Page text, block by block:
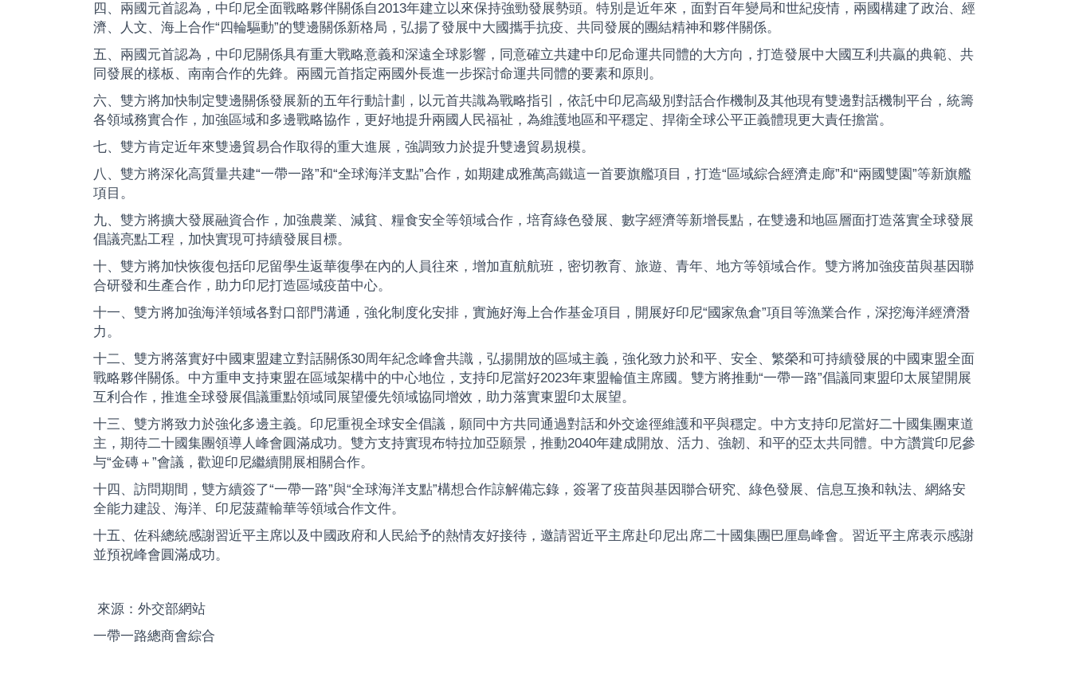
四、兩國元首認為，中印尼全面戰略夥伴關係自2013年建立以來保持強勁發展勢頭。特別是近年來，面對百年變局和世紀疫情，兩國構建了政治、經
濟、人文、海上合作“四輪驅動”的雙邊關係新格局，弘揚了發展中大國攜手抗疫、共同發展的團結精神和夥伴關係。
五、兩國元首認為，中印尼關係具有重大戰略意義和深遠全球影響，同意確立共建中印尼命運共同體的大方向，打造發展中大國互利共贏的典範、共
同發展的樣板、南南合作的先鋒。兩國元首指定兩國外長進一步探討命運共同體的要素和原則。
六、雙方將加快制定雙邊關係發展新的五年行動計劃，以元首共識為戰略指引，依託中印尼高級別對話合作機制及其他現有雙邊對話機制平台，統籌
各領域務實合作，加強區域和多邊戰略協作，更好地提升兩國人民福祉，為維護地區和平穩定、捍衛全球公平正義體現更大責任擔當。
七、雙方肯定近年來雙邊貿易合作取得的重大進展，強調致力於提升雙邊貿易規模。
八、雙方將深化高質量共建“一帶一路”和“全球海洋支點”合作，如期建成雅萬高鐵這一首要旗艦項目，打造“區域綜合經濟走廊”和“兩國雙園”等新旗艦
項目。
九、雙方將擴大發展融資合作，加強農業、減貧、糧食安全等領域合作，培育綠色發展、數字經濟等新增長點，在雙邊和地區層面打造落實全球發展
倡議亮點工程，加快實現可持續發展目標。
十、雙方將加快恢復包括印尼留學生返華復學在內的人員往來，增加直航航班，密切教育、旅遊、青年、地方等領域合作。雙方將加強疫苗與基因聯
合研發和生產合作，助力印尼打造區域疫苗中心。
十一、雙方將加強海洋領域各對口部門溝通，強化制度化安排，實施好海上合作基金項目，開展好印尼“國家魚倉”項目等漁業合作，深挖海洋經濟潛
力。
十二、雙方將落實好中國東盟建立對話關係30周年紀念峰會共識，弘揚開放的區域主義，強化致力於和平、安全、繁榮和可持續發展的中國東盟全面
戰略夥伴關係。中方重申支持東盟在區域架構中的中心地位，支持印尼當好2023年東盟輪值主席國。雙方將推動“一帶一路”倡議同東盟印太展望開展
互利合作，推進全球發展倡議重點領域同展望優先領域協同增效，助力落實東盟印太展望。
十三、雙方將致力於強化多邊主義。印尼重視全球安全倡議，願同中方共同通過對話和外交途徑維護和平與穩定。中方支持印尼當好二十國集團東道
主，期待二十國集團領導人峰會圓滿成功。雙方支持實現布特拉加亞願景，推動2040年建成開放、活力、強韌、和平的亞太共同體。中方讚賞印尼參
与“金磚＋”會議，歡迎印尼繼續開展相關合作。
十四、訪問期間，雙方續簽了“一帶一路”與“全球海洋支點”構想合作諒解備忘錄，簽署了疫苗與基因聯合研究、綠色發展、信息互換和執法、網絡安
全能力建設、海洋、印尼菠蘿輸華等領域合作文件。
十五、佐科總統感謝習近平主席以及中國政府和人民給予的熱情友好接待，邀請習近平主席赴印尼出席二十國集團巴厘島峰會。習近平主席表示感謝
並預祝峰會圓滿成功。
來源：外交部網站
一帶一路總商會綜合